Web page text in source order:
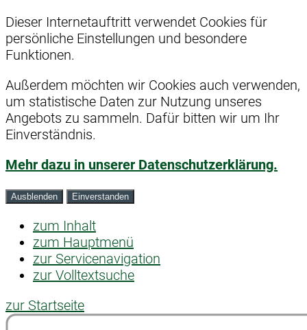
Dieser Internetauftritt verwendet Cookies für
persönliche Einstellungen und besondere
Funktionen.
Außerdem möchten wir Cookies auch verwenden,
um statistische Daten zur Nutzung unseres
Angebots zu sammeln. Dafür bitten wir um Ihr
Einverständnis.
Mehr dazu in unserer Datenschutzerklärung.
Ausblenden Einverstanden
zum Inhalt
zum Hauptmenü
zur Servicenavigation
zur Volltextsuche
zur Startseite